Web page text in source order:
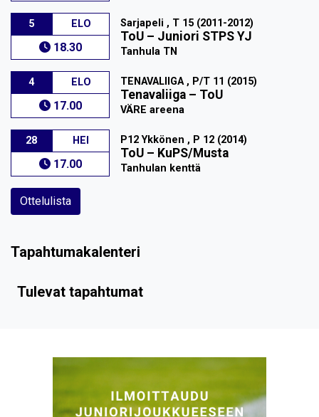
5 ELO
18.30
Sarjapeli , T 15 (2011-2012)
ToU – Juniori STPS YJ
Tanhula TN
4 ELO
17.00
TENAVALIIGA , P/T 11 (2015)
Tenavaliiga – ToU
VÄRE areena
28 HEI
17.00
P12 Ykkönen , P 12 (2014)
ToU – KuPS/Musta
Tanhulan kenttä
Ottelulista
Tapahtumakalenteri
Tulevat tapahtumat